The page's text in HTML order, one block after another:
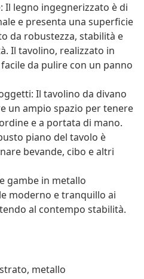
Il legno ingegnerizzato è di
e presenta una superficie
da robustezza, stabilità e
Il tavolino, realizzato in
da pulire con un panno
Il tavolino da divano
un ampio spazio per tenere
e a portata di mano.
piano del tavolo è
bevande, cibo e altri
gambe in metallo
moderno e tranquillo ai
al contempo stabilità.
metallo